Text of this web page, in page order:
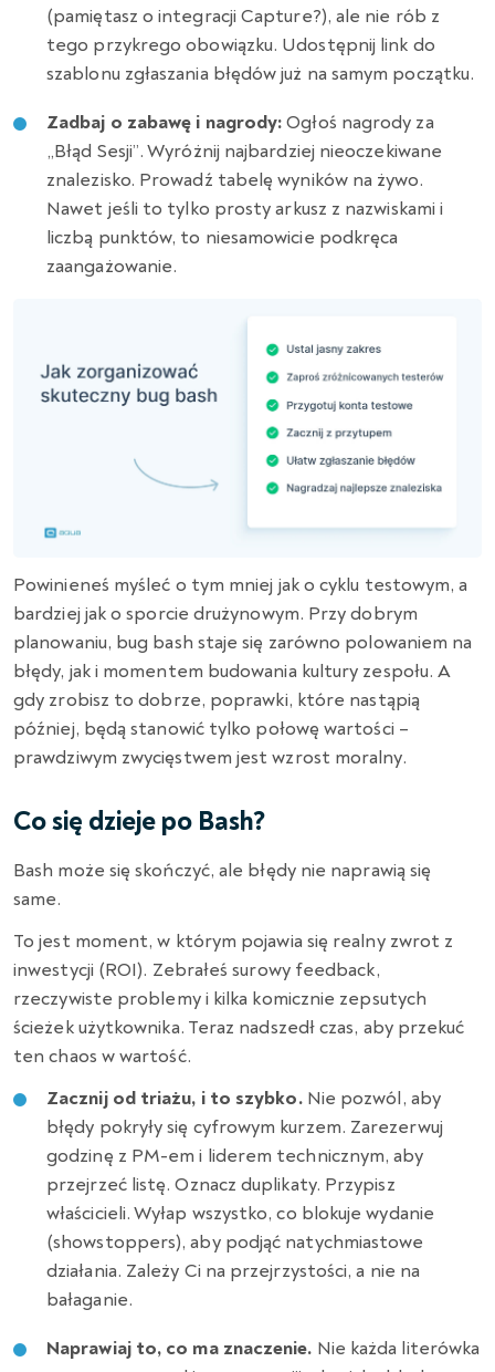
(pamiętasz o integracji Capture?), ale nie rób z
tego przykrego obowiązku. Udostępnij link do
szablonu zgłaszania błędów już na samym początku.
Zadbaj o zabawę i nagrody:Ogłoś nagrody za
„Błąd Sesji”. Wyróżnij najbardziej nieoczekiwane
znalezisko. Prowadź tabelę wyników na żywo.
Nawet jeśli to tylko prosty arkusz z nazwiskami i
liczbą punktów, to niesamowicie podkręca
zaangażowanie.
Powinieneś myśleć o tym mniej jak o cyklu testowym, a
bardziej jak o sporcie drużynowym. Przy dobrym
planowaniu, bug bash staje się zarówno polowaniem na
błędy, jak i momentem budowania kultury zespołu. A
gdy zrobisz to dobrze, poprawki, które nastąpią
później, będą stanowić tylko połowę wartości –
prawdziwym zwycięstwem jest wzrost moralny.
Co się dzieje po Bash?
Bash może się skończyć, ale błędy nie naprawią się
same.
To jest moment, w którym pojawia się realny zwrot z
inwestycji (ROI). Zebrałeś surowy feedback,
rzeczywiste problemy i kilka komicznie zepsutych
ścieżek użytkownika. Teraz nadszedł czas, aby przekuć
ten chaos w wartość.
Zacznij od triażu, i to szybko.Nie pozwól, aby
błędy pokryły się cyfrowym kurzem. Zarezerwuj
godzinę z PM-em i liderem technicznym, aby
przejrzeć listę. Oznacz duplikaty. Przypisz
właścicieli. Wyłap wszystko, co blokuje wydanie
(showstoppers), aby podjąć natychmiastowe
działania. Zależy Ci na przejrzystości, a nie na
bałaganie.
Naprawiaj to, co ma znaczenie. Nie każda literówka